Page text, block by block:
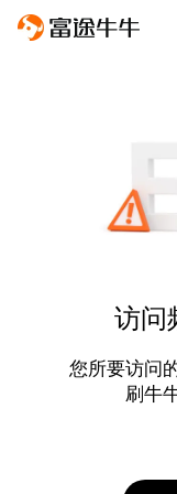
访问
您所要访问
刷牛